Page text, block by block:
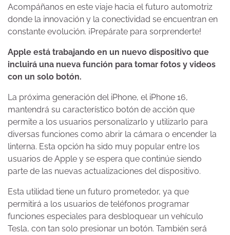
Acompáñanos en este viaje hacia el futuro automotriz
donde la innovación y la conectividad se encuentran en
constante evolución. ¡Prepárate para sorprenderte!
Apple está trabajando en un nuevo dispositivo que
incluirá una nueva función para tomar fotos y videos
con un solo botón.
La próxima generación del iPhone, el iPhone 16,
mantendrá su característico botón de acción que
permite a los usuarios personalizarlo y utilizarlo para
diversas funciones como abrir la cámara o encender la
linterna. Esta opción ha sido muy popular entre los
usuarios de Apple y se espera que continúe siendo
parte de las nuevas actualizaciones del dispositivo.
Esta utilidad tiene un futuro prometedor, ya que
permitirá a los usuarios de teléfonos programar
funciones especiales para desbloquear un vehículo
Tesla, con tan solo presionar un botón. También será